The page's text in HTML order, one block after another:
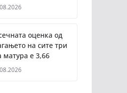
оценка од
на сите три
матура е 3,66